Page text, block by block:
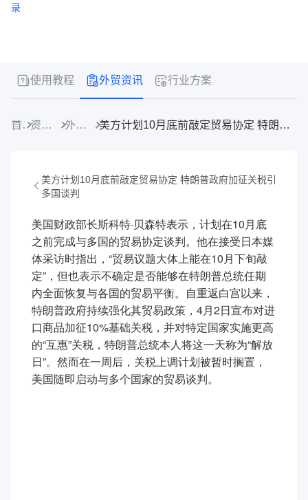
心
录
使用教程 外贸资讯 行业方案
首页 资源中心 外贸资讯 美方计划10月底前敲定贸易协定 特朗普政府加征关税引多国谈判
美方计划10月底前敲定贸易协定 特朗普政府加征关税引
多国谈判
美国财政部长斯科特·贝森特表示，计划在10月底
之前完成与多国的贸易协定谈判。他在接受日本媒
体采访时指出，“贸易议题大体上能在10月下旬敲
定”，但也表示不确定是否能够在特朗普总统任期
内全面恢复与各国的贸易平衡。自重返白宫以来，
特朗普政府持续强化其贸易政策，4月2日宣布对进
口商品加征10%基础关税，并对特定国家实施更高
的“互惠”关税，特朗普总统本人将这一天称为“解放
日”。然而在一周后，关税上调计划被暂时搁置，
美国随即启动与多个国家的贸易谈判。